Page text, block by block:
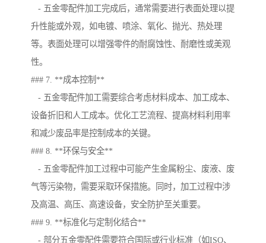
- 五金零配件加工完成后，通常需要进行表面处理以提
升性能或外观，如电镀、喷涂、氧化、抛光、热处理
等。表面处理可以增强零件的耐腐蚀性、耐磨性或美观
性。
### 7. **成本控制**
- 五金零配件加工需要综合考虑材料成本、加工成本、
设备折旧和人工成本。优化工艺流程、提高材料利用率
和减少废品率是控制成本的关键。
### 8. **环保与安全**
- 五金零配件加工过程中可能产生金属粉尘、废液、废
气等污染物，需要采取环保措施。同时，加工过程中涉
及高温、高压、高速设备，安全防护至关重要。
### 9. **标准化与定制化结合**
- 部分五金零配件需要符合国际或行业标准（如ISO、